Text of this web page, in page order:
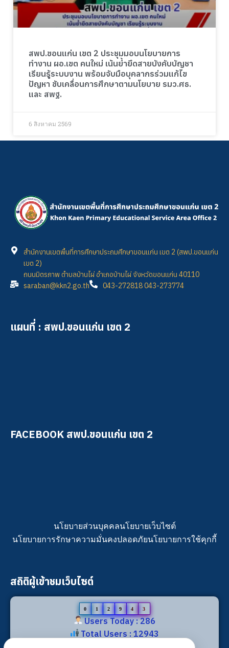
สพป.ขอนแก่น เขต 2 ประชุมมอบนโยบายการ
ทำงาน ผอ.เขต คนใหม่ เน้นย้ำยึดสายบังคับบัญชา
เรียนรู้ระบบงาน พร้อมจับมือบุคลากรร่วมแก้ไข
ปัญหา ขับเคลื่อนการศึกษาตามนโยบาย รมว.ศธ.
และ สพฐ.
6 สิงหาคม 2569
สำนักงานเขตพื้นที่การศึกษาประถมศึกษาขอนแก่น เขต 2 (สพป.ขอนแก่น
เขต 2)
ถนนมิตรภาพ ตำบลบ้านไผ่ อำเภอบ้านไผ่ จังหวัดขอนแก่น 40110
saraban@kkn2.go.th
043-272818 043-273774
แผนที่ : สพป.ขอนแก่น เขต 2
FACEBOOK สพป.ขอนแก่น เขต 2
นโยบายส่วนบุคคลนโยบายเว็บไซต์
นโยบายการรักษาความมั่นคงปลอดภัยนโยบายการใช้คุกกี้
สถิติผู้เข้าชมเว็บไซต์
0 1 2 9 4 3
Users Today : 286
Total Users : 12943